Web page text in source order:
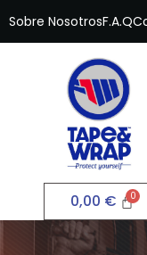
Sobre NosotrosF.A.Q
0,00 €